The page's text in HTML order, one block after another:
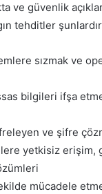
ve güvenlik
tehditler
sızmak ve
bilgileri ifşa
ve şifre
yetkisiz erişim,
mücadele